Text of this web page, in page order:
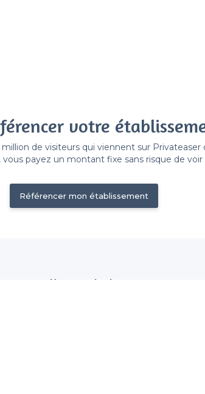
votre
de visiteurs qui viennent sur Privateaser
payez un montant fixe sans risque de voir
Référencer mon établissement
Nous contacter